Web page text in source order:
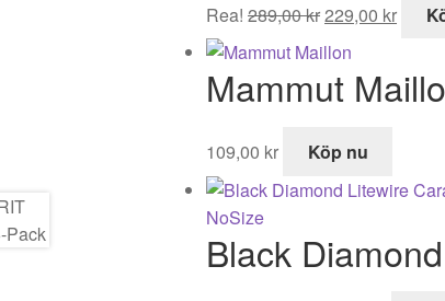
Rea! 289,00kr
ursprungliga
priset
var:
229,00 kr
är:
Mammut
109,00 kr Köp nu
Black